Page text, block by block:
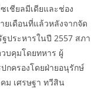
เชียลมีเดียและช่อง
เดือนที่แล้วหลังจากจัด
ประหารในปี 2557 สภา
บคุมโดยทหาร ผู้
กครองโดยฝ่ายอนุรักษ์
ม เศรษฐา ทวีสิน